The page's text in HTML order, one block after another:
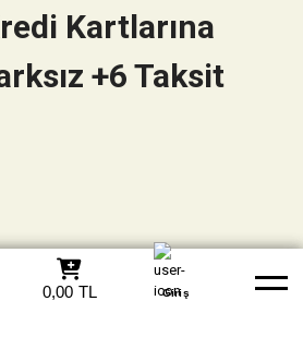
305 09 70
Hesapları Whatsapp Yardım
0,00 TL Giriş
Kartlarına
+6 Taksit